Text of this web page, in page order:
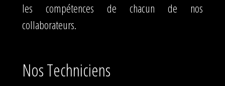
les compétences de chacun de nos
collaborateurs.
Nos Techniciens